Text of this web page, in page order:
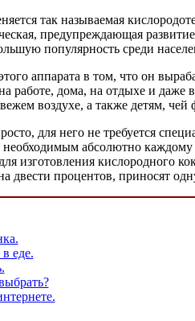
так называемая
предупреждающая
популярность среди
аппарата в том, что он
работе, дома, на отдыхе и
воздухе, а также детям,
для него не требуется
абсолютно каждому
изготовления кислородного
процентов, приносят
еде.